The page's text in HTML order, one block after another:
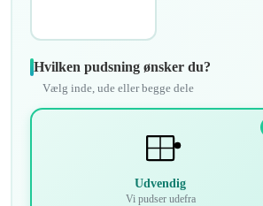
Hvilken pudsning ønsker du?
Vælg inde, ude eller begge dele
Udvendig
Vi pudser udefra